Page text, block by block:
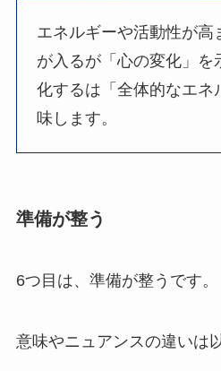
エネルギーや活動性が高
が入るが「心の変化」を
化するは「全体的なエネ
味します。
準備が整う
6つ目は、準備が整うです。
意味やニュアンスの違いは